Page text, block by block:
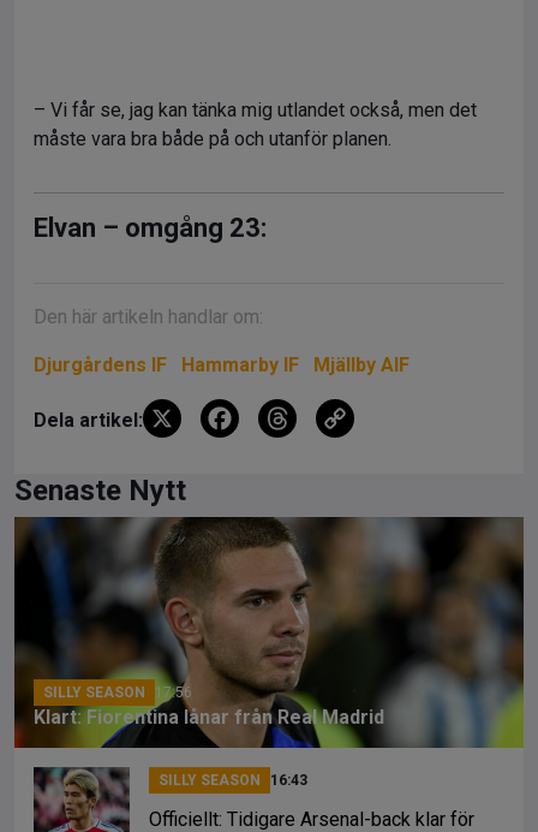
– Vi får se, jag kan tänka mig utlandet också, men det
måste vara bra både på och utanför planen.
Elvan – omgång 23:
Den här artikeln handlar om:
Djurgårdens IF Hammarby IF Mjällby AIF
Dela artikel: X
F
b
o
k
T
d
s
Li
n
k
Senaste Nytt
SILLY SEASON 17:56
Klart: Fiorentina lånar från Real Madrid
SILLY SEASON 16:43
Officiellt: Tidigare Arsenal-back klar för